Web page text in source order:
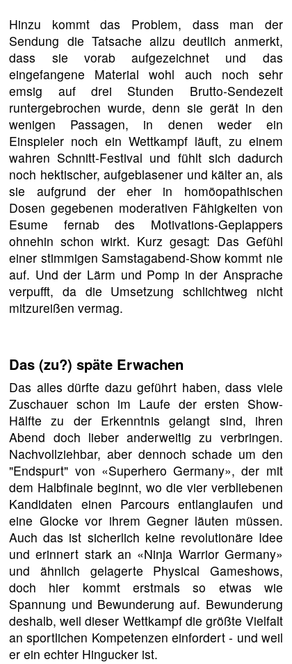
Hinzu kommt das Problem, dass man der
Sendung die Tatsache allzu deutlich anmerkt,
dass sie vorab aufgezeichnet und das
eingefangene Material wohl auch noch sehr
emsig auf drei Stunden Brutto-Sendezeit
runtergebrochen wurde, denn sie gerät in den
wenigen Passagen, in denen weder ein
Einspieler noch ein Wettkampf läuft, zu einem
wahren Schnitt-Festival und fühlt sich dadurch
noch hektischer, aufgeblasener und kälter an, als
sie aufgrund der eher in homöopathischen
Dosen gegebenen moderativen Fähigkeiten von
Esume fernab des Motivations-Geplappers
ohnehin schon wirkt. Kurz gesagt: Das Gefühl
einer stimmigen Samstagabend-Show kommt nie
auf. Und der Lärm und Pomp in der Ansprache
verpufft, da die Umsetzung schlichtweg nicht
mitzureißen vermag.
Das (zu?) späte Erwachen
Das alles dürfte dazu geführt haben, dass viele
Zuschauer schon im Laufe der ersten Show-
Hälfte zu der Erkenntnis gelangt sind, ihren
Abend doch lieber anderweitig zu verbringen.
Nachvollziehbar, aber dennoch schade um den
"Endspurt" von «Superhero Germany», der mit
dem Halbfinale beginnt, wo die vier verbliebenen
Kandidaten einen Parcours entlanglaufen und
eine Glocke vor ihrem Gegner läuten müssen.
Auch das ist sicherlich keine revolutionäre Idee
und erinnert stark an «Ninja Warrior Germany»
und ähnlich gelagerte Physical Gameshows,
doch hier kommt erstmals so etwas wie
Spannung und Bewunderung auf. Bewunderung
deshalb, weil dieser Wettkampf die größte Vielfalt
an sportlichen Kompetenzen einfordert - und weil
er ein echter Hingucker ist.